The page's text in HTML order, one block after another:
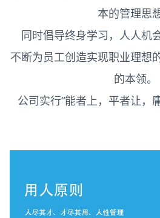
本的管理思想
同时倡导终身学习，人人机
不断为员工创造实现职业理想
的本领。
公司实行“能者上，平者让，